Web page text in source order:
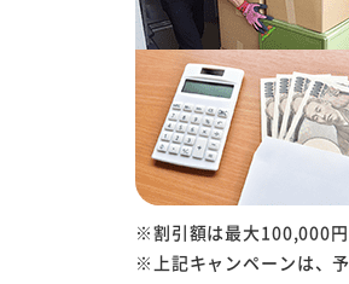
※割引額は最大100,000円
※上記キャンペーンは、